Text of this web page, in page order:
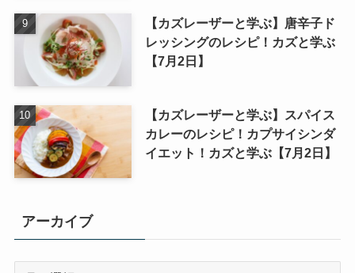
【カズレーザーと学ぶ】唐辛子ド
レッシングのレシピ！カズと学ぶ
【7月2日】
【カズレーザーと学ぶ】スパイス
カレーのレシピ！カプサイシンダ
イエット！カズと学ぶ【7月2日】
アーカイブ